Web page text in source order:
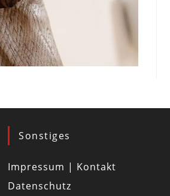
Sonstiges
Impressum | Kontakt
Datenschutz